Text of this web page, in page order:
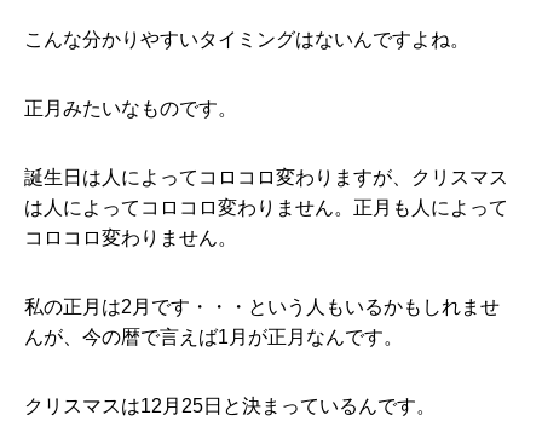
こんな分かりやすいタイミングはないんですよね。
正月みたいなものです。
誕生日は人によってコロコロ変わりますが、クリスマス
は人によってコロコロ変わりません。正月も人によって
コロコロ変わりません。
私の正月は2月です・・・という人もいるかもしれませ
んが、今の暦で言えば1月が正月なんです。
クリスマスは12月25日と決まっているんです。